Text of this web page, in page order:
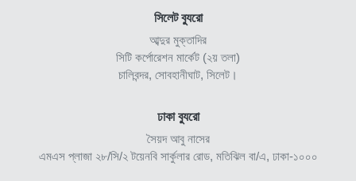
সিলেট ব্যুরো
আব্দুর মুক্তাদির
সিটি কর্পোরেশন মার্কেট (২য় তলা)
চালিবন্দর, সোবহানীঘাট, সিলেট।
ঢাকা ব্যুরো
সৈয়দ আবু নাসের
এমএস প্লাজা ২৮/সি/২ টয়েনবি সার্কুলার রোড, মতিঝিল বা/এ, ঢাকা-১০০০